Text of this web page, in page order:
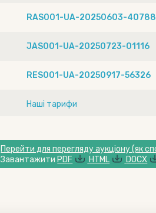
RAS001-UA-20250603-40788
JAS001-UA-20250723-01116
RES001-UA-20250917-56326
Наші тарифи
Перейти для перегляду аукціону (як
Завантажити PDF HTML DOCX